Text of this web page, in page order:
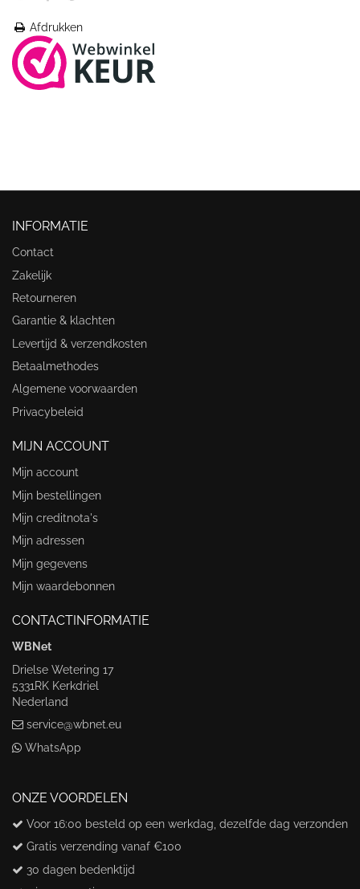
Afdrukken
INFORMATIE
Contact
Zakelijk
Retourneren
Garantie & klachten
Levertijd & verzendkosten
Betaalmethodes
Algemene voorwaarden
Privacybeleid
MIJN ACCOUNT
Mijn account
Mijn bestellingen
Mijn creditnota's
Mijn adressen
Mijn gegevens
Mijn waardebonnen
CONTACTINFORMATIE
WBNet
Drielse Wetering 17
5331RK Kerkdriel
Nederland
service@wbnet.eu
WhatsApp
ONZE VOORDELEN
Voor 16:00 besteld op een werkdag, dezelfde dag verzonden
Gratis verzending vanaf €100
30 dagen bedenktijd